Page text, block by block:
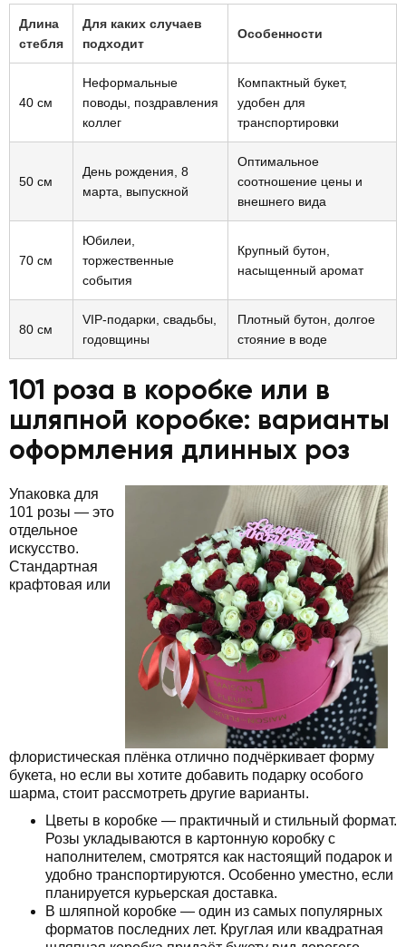
Длина
стебля
Для каких случаев
подходит
Особенности
40 см
Неформальные
поводы, поздравления
коллег
Компактный букет,
удобен для
транспортировки
50 см
День рождения, 8
марта, выпускной
Оптимальное
соотношение цены и
внешнего вида
70 см
Юбилеи,
торжественные
события
Крупный бутон,
насыщенный аромат
80 см
VIP-подарки, свадьбы,
годовщины
Плотный бутон, долгое
стояние в воде
101 роза в коробке или в
шляпной коробке: варианты
оформления длинных роз
Упаковка для
101 розы — это
отдельное
искусство.
Стандартная
крафтовая или
флористическая плёнка отлично подчёркивает форму
букета, но если вы хотите добавить подарку особого
шарма, стоит рассмотреть другие варианты.
Цветы в коробке — практичный и стильный формат.
Розы укладываются в картонную коробку с
наполнителем, смотрятся как настоящий подарок и
удобно транспортируются. Особенно уместно, если
планируется курьерская доставка.
В шляпной коробке — один из самых популярных
форматов последних лет. Круглая или квадратная